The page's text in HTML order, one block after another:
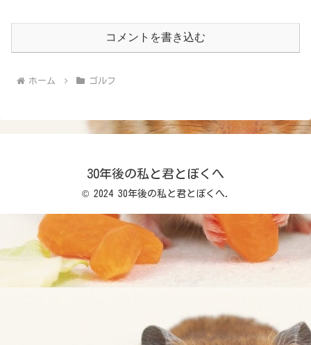
コメントを書き込む
ホーム ゴルフ
30年後の私と君とぼくへ
© 2024 30年後の私と君とぼくへ.